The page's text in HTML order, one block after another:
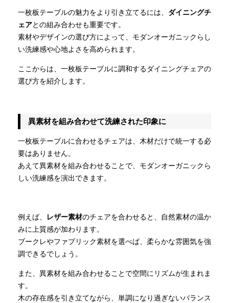
一枚板テーブルの魅力をより引き立てるには、 ダイニングチ
ェアとの組み合わせも重要です。
素材やデザインの選び方によって、モダンオーガニックらし
い洗練感や心地よさを高められます。
ここからは、一枚板テーブルに調和するダイニングチェアの
選び方を紹介します。
異素材を組み合わせて洗練された印象に
一枚板テーブルに合わせるチェアは、木材だけで統一する必
要はありません。
あえて異素材を組み合わせることで、モダンオーガニックら
しい洗練感を演出できます。
例えば、 レザー素材のチェアを合わせると、自然素材の温か
みに上質感が加わります。
ブークレやファブリック素材を選べば、柔らかな雰囲気を強
調できるでしょう。
また、異素材を組み合わせることで空間にリズムが生まれま
す。
木の存在感を引き立てながら、単調になり過ぎないバランス